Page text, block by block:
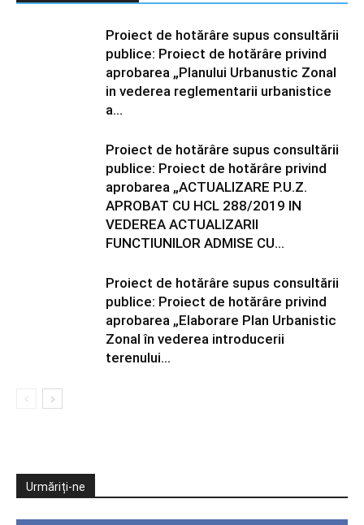
Proiect de hotărâre supus consultării
publice: Proiect de hotărâre privind
aprobarea „Planului Urbanustic Zonal
in vederea reglementarii urbanistice
a...
Proiect de hotărâre supus consultării
publice: Proiect de hotărâre privind
aprobarea „ACTUALIZARE P.U.Z.
APROBAT CU HCL 288/2019 IN
VEDEREA ACTUALIZARII
FUNCTIUNILOR ADMISE CU...
Proiect de hotărâre supus consultării
publice: Proiect de hotărâre privind
aprobarea „Elaborare Plan Urbanistic
Zonal în vederea introducerii
terenului...
Urmăriți-ne